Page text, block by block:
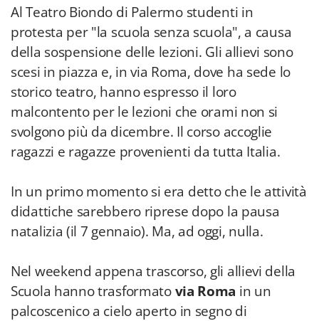
Al Teatro Biondo di Palermo studenti in
protesta per "la scuola senza scuola", a causa
della sospensione delle lezioni. Gli allievi sono
scesi in piazza e, in via Roma, dove ha sede lo
storico teatro, hanno espresso il loro
malcontento per le lezioni che orami non si
svolgono più da dicembre. Il corso accoglie
ragazzi e ragazze provenienti da tutta Italia.
In un primo momento si era detto che le attività
didattiche sarebbero riprese dopo la pausa
natalizia (il 7 gennaio). Ma, ad oggi, nulla.
Nel weekend appena trascorso, gli allievi della
Scuola hanno trasformatovia Roma in un
palcoscenico a cielo aperto in segno di